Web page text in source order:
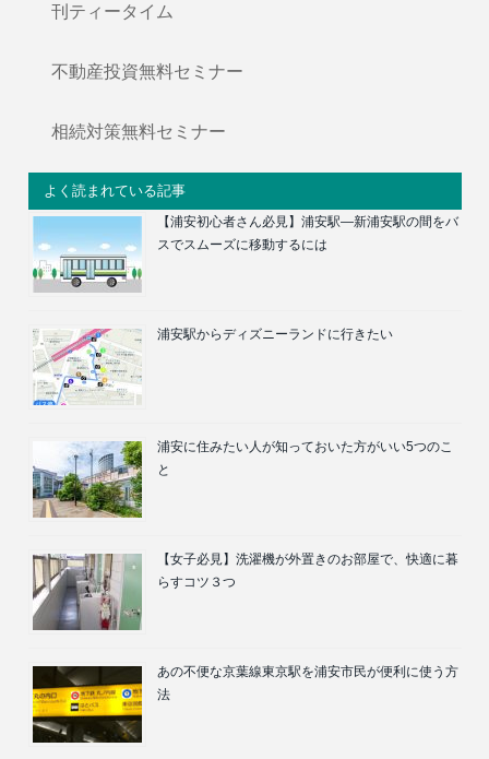
刊ティータイム
不動産投資無料セミナー
相続対策無料セミナー
よく読まれている記事
【浦安初心者さん必見】浦安駅―新浦安駅の間をバ
スでスムーズに移動するには
浦安駅からディズニーランドに行きたい
浦安に住みたい人が知っておいた方がいい5つのこ
と
【女子必見】洗濯機が外置きのお部屋で、快適に暮
らすコツ３つ
あの不便な京葉線東京駅を浦安市民が便利に使う方
法